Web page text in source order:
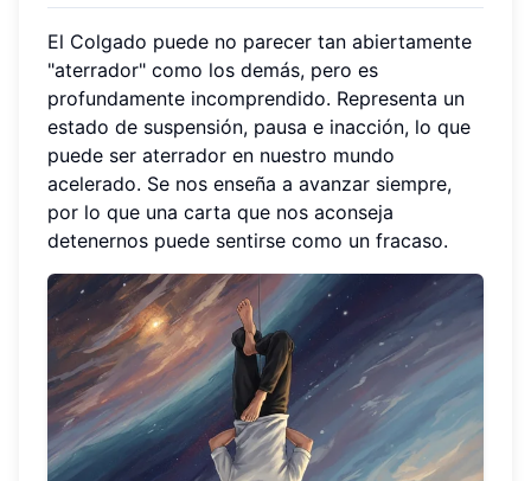
El Colgado puede no parecer tan abiertamente
"aterrador" como los demás, pero es
profundamente incomprendido. Representa un
estado de suspensión, pausa e inacción, lo que
puede ser aterrador en nuestro mundo
acelerado. Se nos enseña a avanzar siempre,
por lo que una carta que nos aconseja
detenernos puede sentirse como un fracaso.